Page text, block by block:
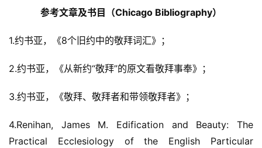
参考文章及书目（Chicago Bibliography）
1.约书亚，《8个旧约中的敬拜词汇》；
2.约书亚，《从新约“敬拜”的原文看敬拜事奉》；
3.约书亚，《敬拜、敬拜者和带领敬拜者》；
4.Renihan, James M. Edification and Beauty: The
Practical Ecclesiology of the English Particular